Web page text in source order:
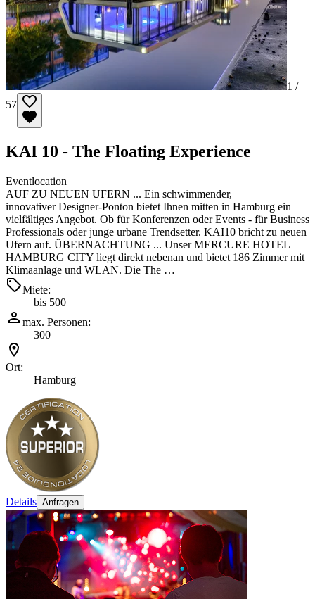
1 /
57
KAI 10 - The Floating Experience
Eventlocation
AUF ZU NEUEN UFERN ... Ein schwimmender,
innovativer Designer-Ponton bietet Ihnen mitten in Hamburg ein
vielfältiges Angebot. Ob für Konferenzen oder Events - für Business
Professionals oder junge urbane Trendsetter. KAI10 bricht zu neuen
Ufern auf. ÜBERNACHTUNG ... Unser MERCURE HOTEL
HAMBURG CITY liegt direkt nebenan und bietet 186 Zimmer mit
Klimaanlage und WLAN. Die The …
Miete:
bis 500
max. Personen:
300
Ort:
Hamburg
Details Anfragen